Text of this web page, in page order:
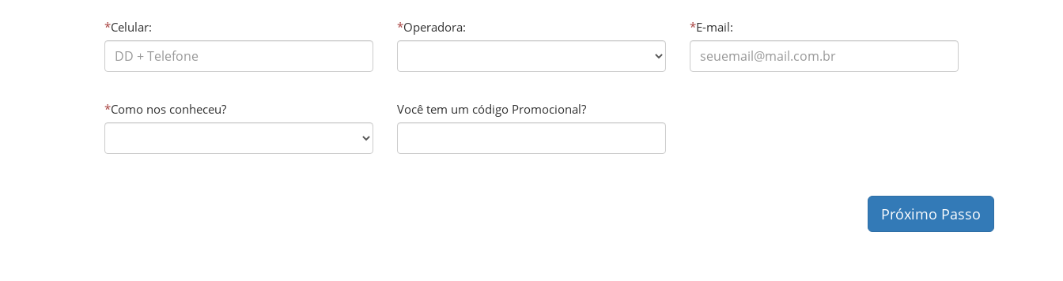
*Celular: *Operadora: *E-mail:
*Como nos conheceu? Você tem um código Promocional?
Próximo Passo